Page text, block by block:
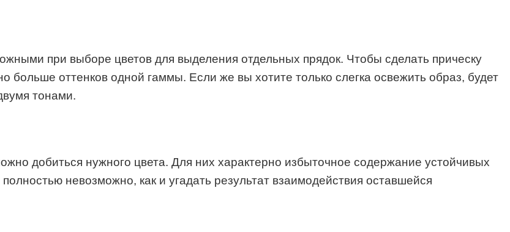
при выборе цветов для выделения отдельных прядок. Чтобы сделать прическу
больше оттенков одной гаммы. Если же вы хотите только слегка освежить образ, будет
тонами.
добиться нужного цвета. Для них характерно избыточное содержание устойчивых
невозможно, как и угадать результат взаимодействия оставшейся